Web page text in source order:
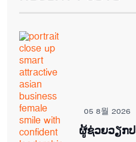
05 8월 2026
ຜູ້ຊ່ວຍ​ວຽກ